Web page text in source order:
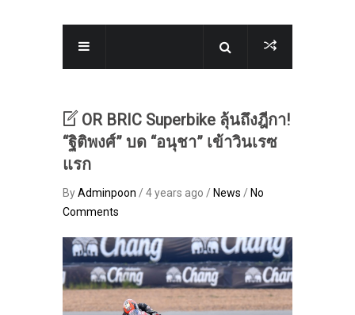
OR BRIC Superbike ลุ้นถึงฎีกา!
“ฐิติพงศ์” บด “อนุชา” เข้าวินเรซ
แรก
ByAdminpoon / 4 years ago / News / No
Comments